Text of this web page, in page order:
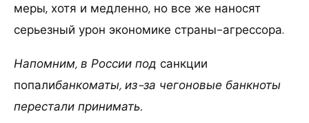
меры, хотя и медленно, но все же наносят
серьезный урон экономике страны-агрессора.
Напомним, в России под санкции
попалибанкоматы, из-за чегоновые банкноты
перестали принимать.